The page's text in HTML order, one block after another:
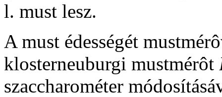
l. must lesz.
A must édességét
klosterneuburgi mustmérôt
szaccharométer